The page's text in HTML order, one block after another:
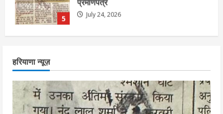
1
July 24, 2026
हरियाणा न्यूज़